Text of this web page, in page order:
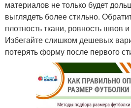
материалов не только будет
выглядеть более стильно.
плотность ткани, ровность швов
Избегайте слишком дешевых
потерять форму после первого